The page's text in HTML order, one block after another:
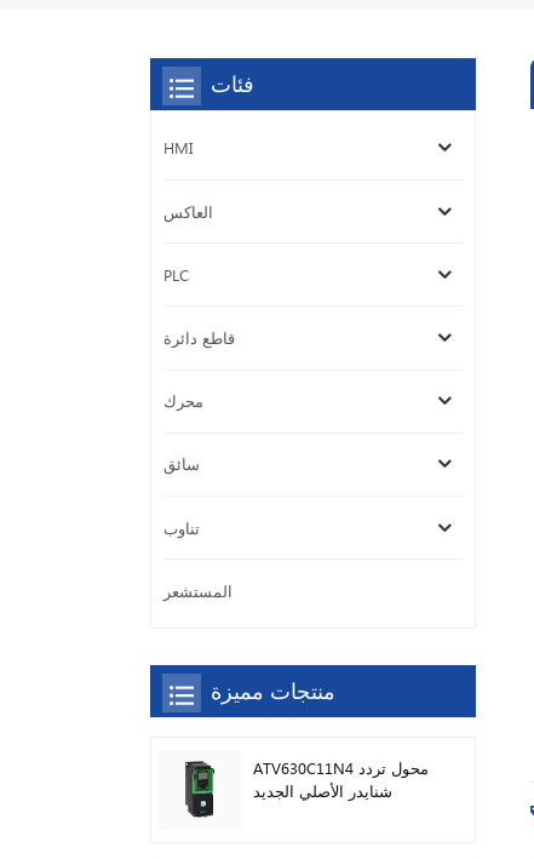
فئات
HMI
العاكس
PLC
قاطع دائرة
محرك
سائق
تناوب
المستشعر
منتجات مميزة
ATV630C11N4 محول تردد
شنايدر الأصلي الجديد